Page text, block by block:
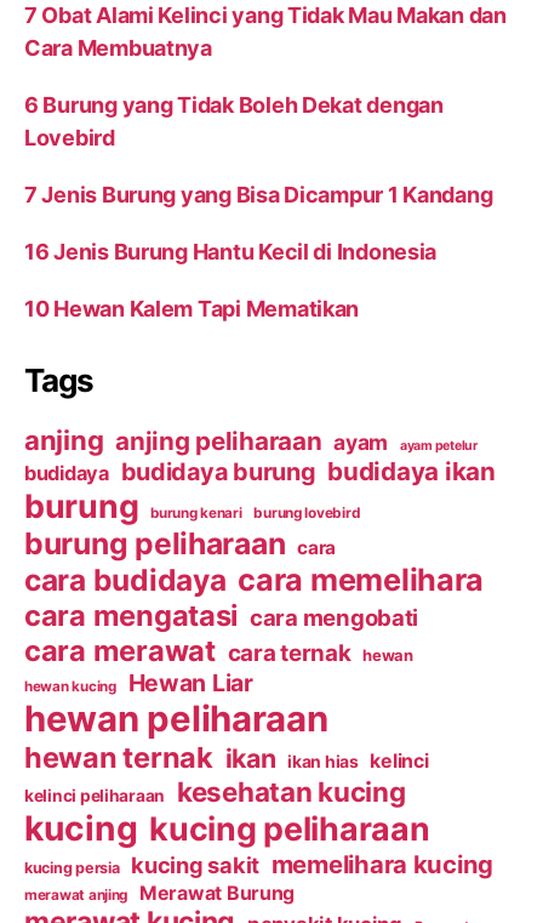
7 Obat Alami Kelinci yang Tidak Mau Makan dan
Cara Membuatnya
6 Burung yang Tidak Boleh Dekat dengan
Lovebird
7 Jenis Burung yang Bisa Dicampur 1 Kandang
16 Jenis Burung Hantu Kecil di Indonesia
10 Hewan Kalem Tapi Mematikan
Tags
anjing anjing peliharaan ayam ayam petelur
budidaya budidaya burung budidaya ikan
burung burung kenari burung lovebird
burung peliharaan cara
cara budidaya cara memelihara
cara mengatasi cara mengobati
cara merawat cara ternak hewan
hewan kucing Hewan Liar
hewan peliharaan
hewan ternak ikan ikan hias kelinci
kelinci peliharaan kesehatan kucing
kucing kucing peliharaan
kucing persia kucing sakit memelihara kucing
merawat anjing Merawat Burung